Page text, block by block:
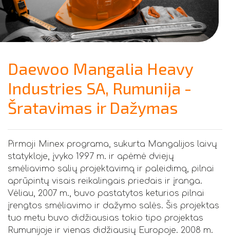
Daewoo Mangalia Heavy
Industries SA, Rumunija -
Šratavimas ir Dažymas
Pirmoji Minex programa, sukurta Mangalijos laivų
statykloje, įvyko 1997 m. ir apėmė dviejų
smėliavimo salių projektavimą ir paleidimą, pilnai
aprūpintų visais reikalingais priedais ir įranga.
Vėliau, 2007 m., buvo pastatytos keturios pilnai
įrengtos smėliavimo ir dažymo salės. Šis projektas
tuo metu buvo didžiausias tokio tipo projektas
Rumunijoje ir vienas didžiausių Europoje. 2008 m.